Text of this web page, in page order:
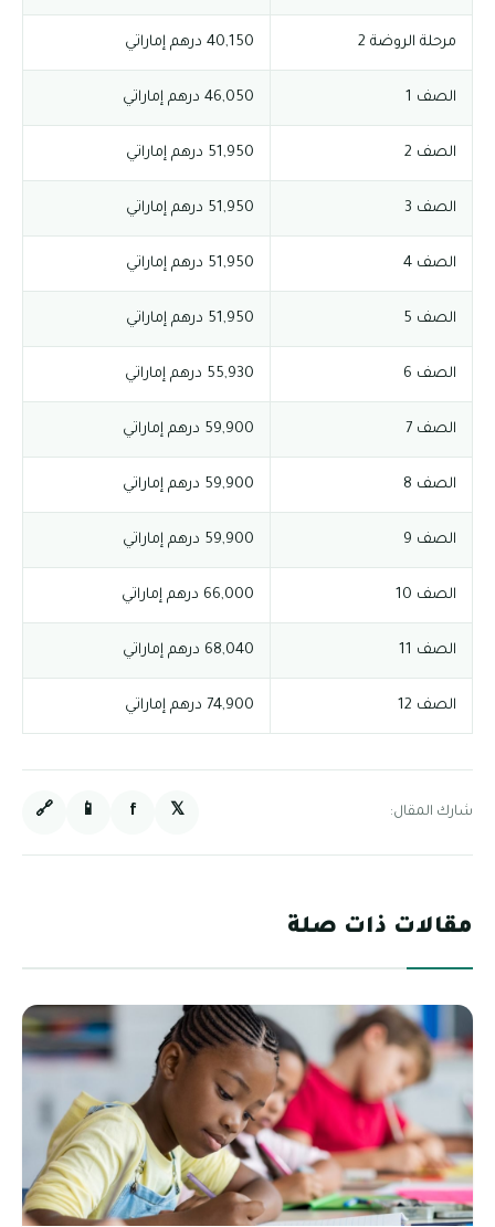
مرحلة الروضة 2 40,150 درهم إماراتي
الصف 1 46,050 درهم إماراتي
الصف 2 51,950 درهم إماراتي
الصف 3 51,950 درهم إماراتي
الصف 4 51,950 درهم إماراتي
الصف 5 51,950 درهم إماراتي
الصف 6 55,930 درهم إماراتي
الصف 7 59,900 درهم إماراتي
الصف 8 59,900 درهم إماراتي
الصف 9 59,900 درهم إماراتي
الصف 10 66,000 درهم إماراتي
الصف 11 68,040 درهم إماراتي
الصف 12 74,900 درهم إماراتي
شارك المقال: 𝕏
f
📱
🔗
مقالات ذات صلة